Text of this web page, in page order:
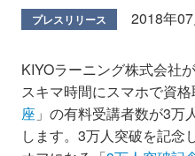
プレスリリース 2018年
KIYOラーニング株式会社
スキマ時間にスマホで資
座 」の有料受講者数が3
します。3万人突破を記念